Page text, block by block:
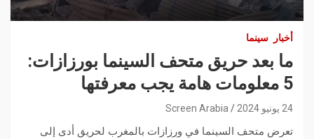
أخبار سينما
ما بعد حريق متحف السينما بورزازات:
5 معلومات هامة يجب معرفتها
24 يونيو 2024 Screen Arabia
تعرض متحف السينما في ورزازات بالمغرب لحريق أدى إلى